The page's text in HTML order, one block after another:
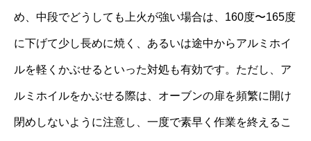
め、中段でどうしても上火が強い場合は、160度〜165度
に下げて少し長めに焼く、あるいは途中からアルミホイ
ルを軽くかぶせるといった対処も有効です。ただし、ア
ルミホイルをかぶせる際は、オーブンの扉を頻繁に開け
閉めしないように注意し、一度で素早く作業を終えるこ